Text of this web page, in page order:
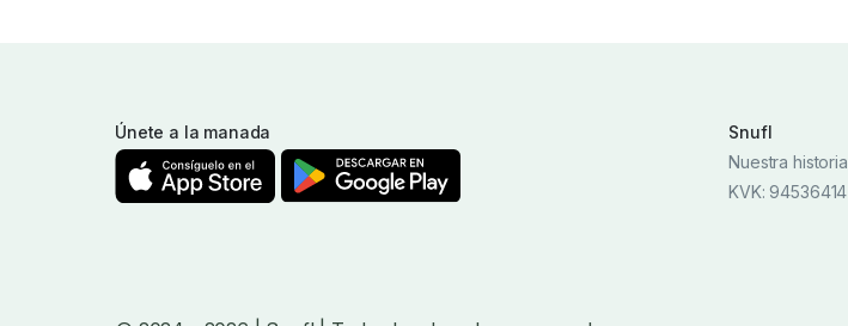
Únete a la manada
Snufl
Nuestra historia
KVK: 94536414